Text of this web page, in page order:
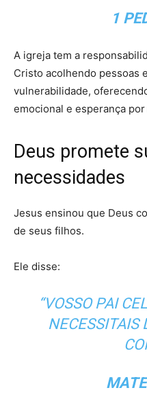
1
A igreja tem a
Cristo acolhendo pessoas
vulnerabilidade,
emocional e esperança
Deus promete
necessidades
Jesus ensinou que Deus
de seus filhos.
Ele disse:
“VOSSO PAI
NECESSITAIS